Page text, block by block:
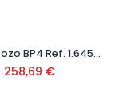
Bomba Pozo BP4 Ref. 1.645-421.0
258,69 €